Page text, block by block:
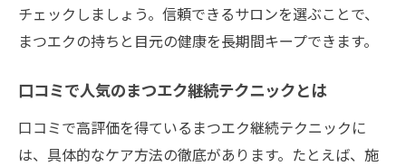
チェックしましょう。信頼できるサロンを選ぶことで、
まつエクの持ちと目元の健康を長期間キープできます。
口コミで人気のまつエク継続テクニックとは
口コミで高評価を得ているまつエク継続テクニックに
は、具体的なケア方法の徹底があります。たとえば、施